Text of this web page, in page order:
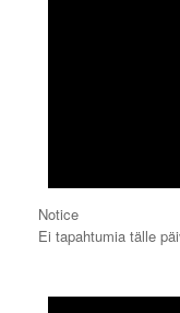
Notice
Ei tapahtumia tälle